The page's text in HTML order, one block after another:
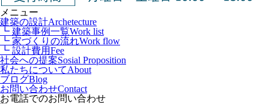
メニュー
建築の設計Archetecture
┗ 建築事例一覧Work list
┗ 家づくりの流れWork flow
┗ 設計費用Fee
社会への提案Sosial Proposition
私たちについてAbout
ブログBlog
お問い合わせContact
お電話でのお問い合わせ